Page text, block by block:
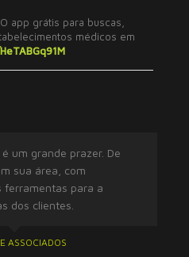
app grátis para buscas,
médicos em
um grande prazer. De
sua área, com
ferramentas para a
dos clientes.
ASSOCIADOS